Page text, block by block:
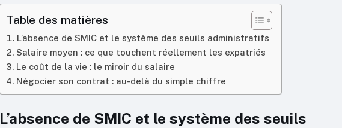
Table des matières
L’absence de SMIC et le système des seuils administratifs
Salaire moyen : ce que touchent réellement les expatriés
Le coût de la vie : le miroir du salaire
Négocier son contrat : au-delà du simple chiffre
L’absence de SMIC et le système des seuils